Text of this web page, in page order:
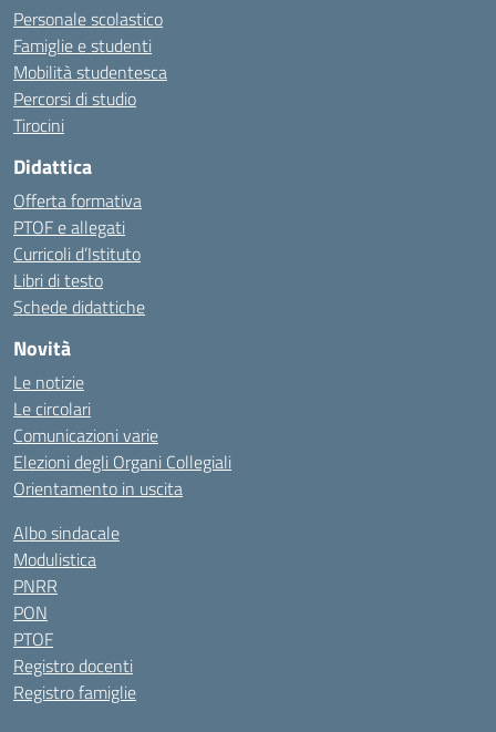
Personale scolastico
Famiglie e studenti
Mobilità studentesca
Percorsi di studio
Tirocini
Didattica
Offerta formativa
PTOF e allegati
Curricoli d’Istituto
Libri di testo
Schede didattiche
Novità
Le notizie
Le circolari
Comunicazioni varie
Elezioni degli Organi Collegiali
Orientamento in uscita
Albo sindacale
Modulistica
PNRR
PON
PTOF
Registro docenti
Registro famiglie